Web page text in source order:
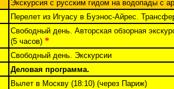
Экскурсия с русским гидом на водопады с
Перелет из Игуасу в Буэнос-Айрес.
Свободный день. Авторская обзорная
(5 часов) *
Свободный день. Экскурсии
Деловая программа.
Вылет в Москву (18:10) (через Париж)